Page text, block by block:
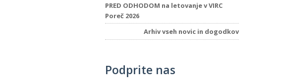
PRED ODHODOM na letovanje v VIRC
Poreč 2026
Arhiv vseh novic in dogodkov
Podprite nas